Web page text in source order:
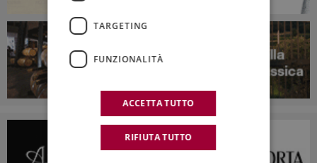
TARGETING
FUNZIONALITÀ
ACCETTA TUTTO
RIFIUTA TUTTO